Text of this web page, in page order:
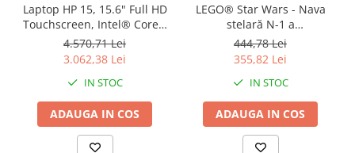
Laptop HP 15, 15.6" Full HD
Touchscreen, Intel® Core™
i5 1334U pana la 4.6 GHz,
12 GB RAM DDR5 4800, 512
GB SSD, Intel Iris Xᵉ
Graphics, Windows 11
Home, Silver
4.570,71 Lei
3.062,38 Lei
IN STOC
ADAUGA IN COS
LEGO® Star Wars - Nava
stelară N-1 a
Mandalorianului 75325, 412
piese
444,78 Lei
355,82 Lei
IN STOC
ADAUGA IN COS